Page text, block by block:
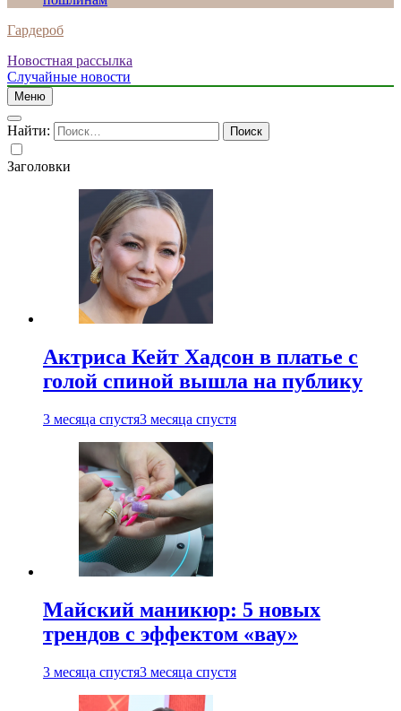
Гардероб
Новостная рассылка
Случайные новости
Меню
Найти:
Заголовки
Актриса Кейт Хадсон в платье с
голой спиной вышла на публику
3 месяца спустя3 месяца спустя
Майский маникюр: 5 новых
трендов с эффектом «вау»
3 месяца спустя3 месяца спустя